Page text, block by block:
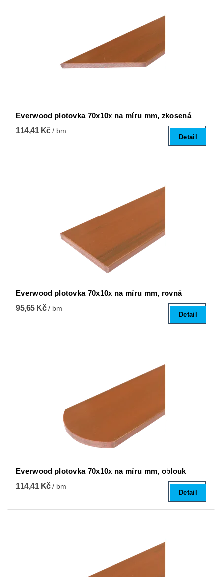
Everwood plotovka 70x10x na míru mm, zkosená
114,41 Kč/ bm
Detail
Everwood plotovka 70x10x na míru mm, rovná
95,65 Kč/ bm
Detail
Everwood plotovka 70x10x na míru mm, oblouk
114,41 Kč/ bm
Detail